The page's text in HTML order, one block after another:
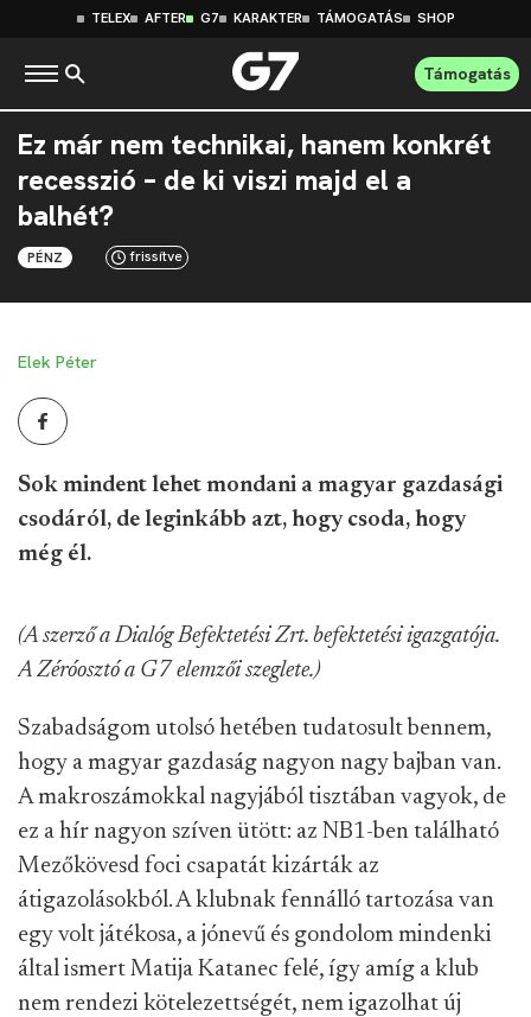
TELEX AFTER G7 KARAKTER TÁMOGATÁS SHOP
Támogatás
Ez már nem technikai, hanem konkrét
recesszió – de ki viszi majd el a
balhét?
PÉNZ frissítve
Elek Péter
Sok mindent lehet mondani a magyar gazdasági
csodáról, de leginkább azt, hogy csoda, hogy
még él.
(A szerző a Dialóg Befektetési Zrt. befektetési igazgatója.
A Zéróosztó a G7 elemzői szeglete.)
Szabadságom utolsó hetében tudatosult bennem,
hogy a magyar gazdaság nagyon nagy bajban van.
A makroszámokkal nagyjából tisztában vagyok, de
ez a hír nagyon szíven ütött: az NB1-ben található
Mezőkövesd foci csapatát kizárták az
átigazolásokból. A klubnak fennálló tartozása van
egy volt játékosa, a jónevű és gondolom mindenki
által ismert Matija Katanec felé, így amíg a klub
nem rendezi kötelezettségét, nem igazolhat új